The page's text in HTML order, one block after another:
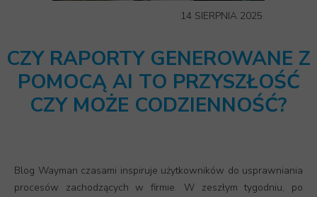
14 SIERPNIA 2025
CZY RAPORTY GENEROWANE Z
POMOCĄ AI TO PRZYSZŁOŚĆ
CZY MOŻE CODZIENNOŚĆ?
Blog Wayman czasami inspiruje użytkowników do usprawniania
procesów zachodzących w firmie. W zeszłym tygodniu, po